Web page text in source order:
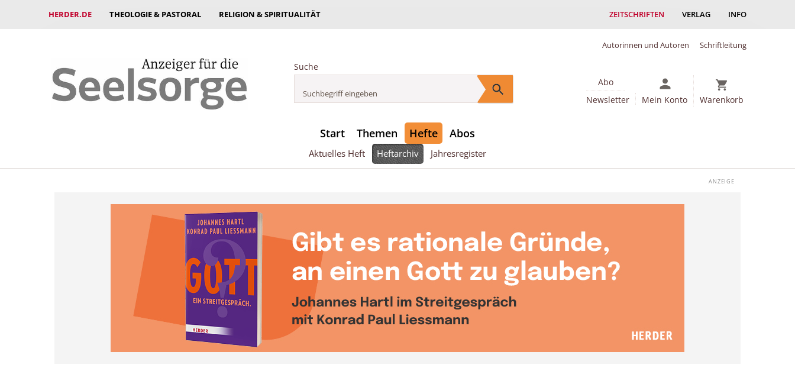
HERDER.DE THEOLOGIE & PASTORAL RELIGION & SPIRITUALITÄT ZEITSCHRIFTEN VERLAG INFO
Autorinnen und Autoren Schriftleitung
Suche
Abo
Newsletter
Mein Konto Warenkorb
Start Themen Hefte Abos
Aktuelles Heft Heftarchiv Jahresregister